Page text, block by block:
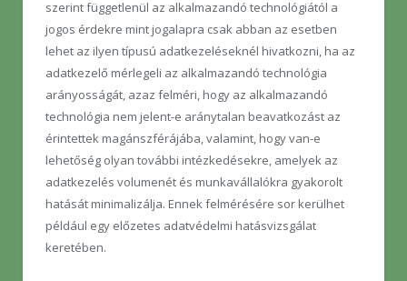
szerint függetlenül az alkalmazandó technológiától a
jogos érdekre mint jogalapra csak abban az esetben
lehet az ilyen típusú adatkezeléseknél hivatkozni, ha az
adatkezelő mérlegeli az alkalmazandó technológia
arányosságát, azaz felméri, hogy az alkalmazandó
technológia nem jelent-e aránytalan beavatkozást az
érintettek magánszférájába, valamint, hogy van-e
lehetőség olyan további intézkedésekre, amelyek az
adatkezelés volumenét és munkavállalókra gyakorolt
hatását minimalizálja. Ennek felmérésére sor kerülhet
például egy előzetes adatvédelmi hatásvizsgálat
keretében.